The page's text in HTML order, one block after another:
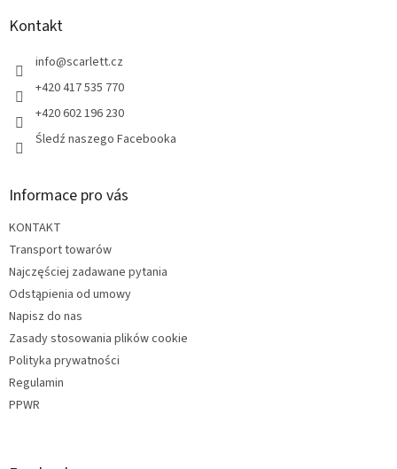
Kontakt
info@scarlett.cz
+420 417 535 770
+420 602 196 230
Śledź naszego Facebooka
Informace pro vás
KONTAKT
Transport towarów
Najczęściej zadawane pytania
Odstąpienia od umowy
Napisz do nas
Zasady stosowania plików cookie
Polityka prywatności
Regulamin
PPWR